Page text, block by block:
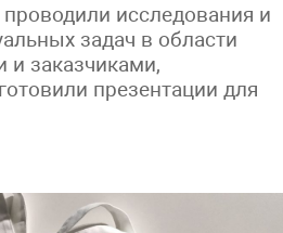
исследования и
задач в области
и заказчиками,
презентации для